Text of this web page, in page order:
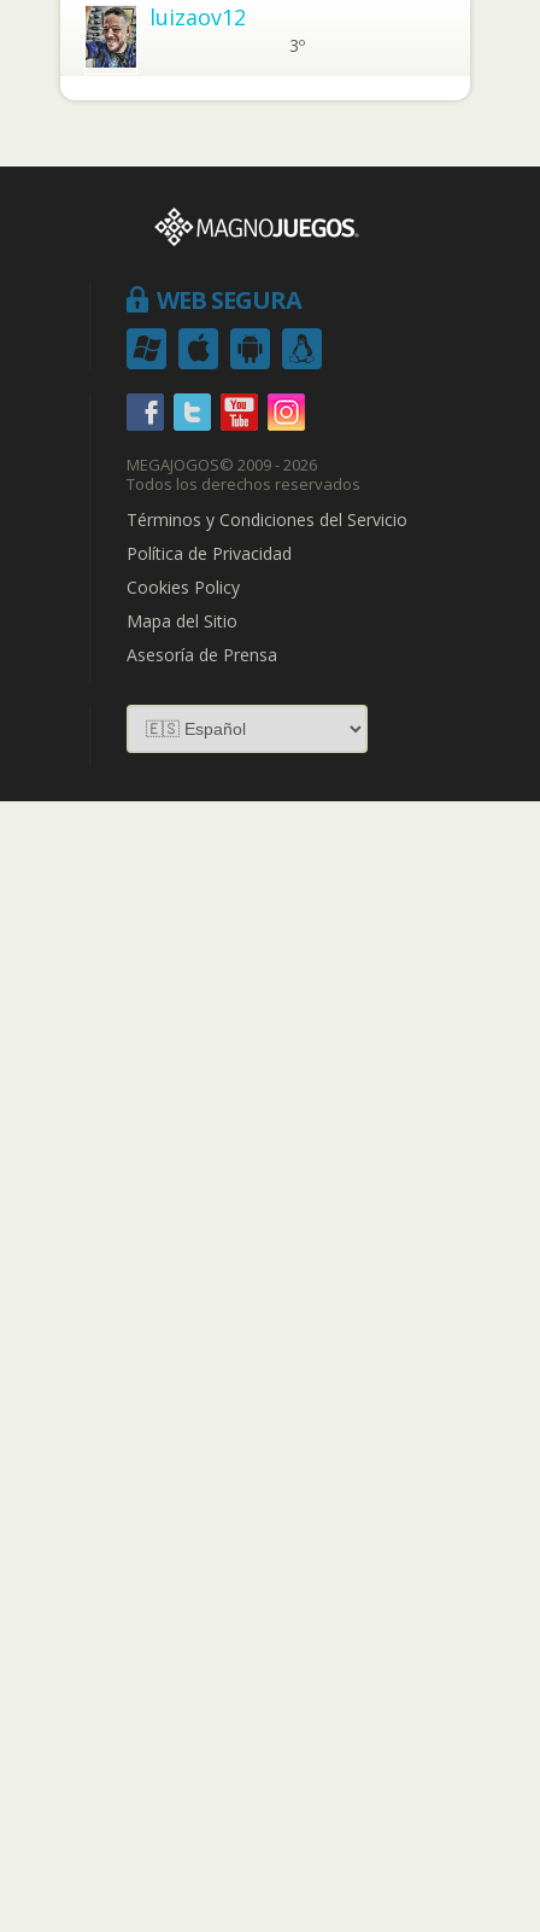
luizaov12
3º
WEB SEGURA
MEGAJOGOS© 2009 - 2026
Todos los derechos reservados
Términos y Condiciones del Servicio
Política de Privacidad
Cookies Policy
Mapa del Sitio
Asesoría de Prensa